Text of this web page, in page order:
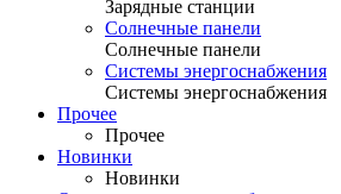
Зарядные станции
Солнечные панели
Солнечные панели
Системы энергоснабжения
Системы энергоснабжения
Прочее
Прочее
Новинки
Новинки